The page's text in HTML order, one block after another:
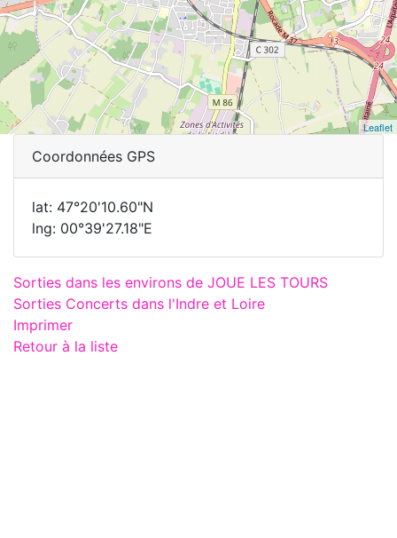
Leaflet
Coordonnées GPS
lat: 47°20'10.60"N
lng: 00°39'27.18"E
Sorties dans les environs de JOUE LES TOURS
Sorties Concerts dans l'Indre et Loire
Imprimer
Retour à la liste